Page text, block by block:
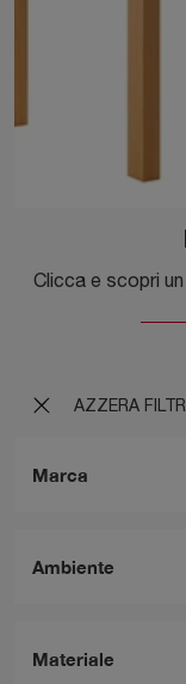
AZZERA FILTRI
Marca
Ambiente
Materiale